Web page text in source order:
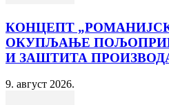
КОНЦЕПТ
ОКУПЉАЊЕ
И ЗАШТИТА
9. август 2026.